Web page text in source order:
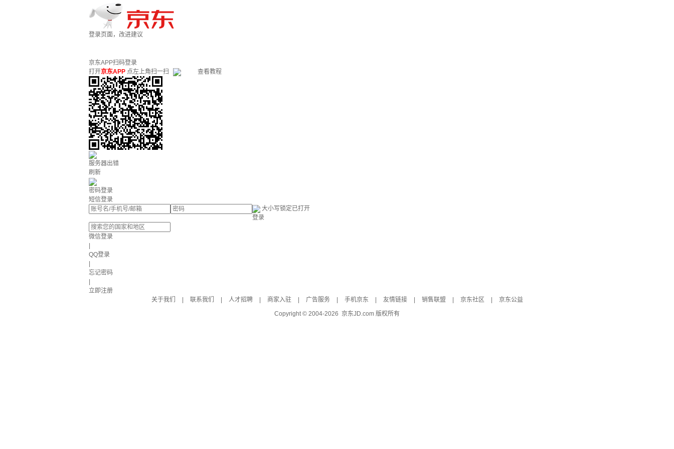
登录页面，改进建议
京东APP扫码登录
打开京东APP 点左上角扫一扫 查看教程
服务器出错
刷新
密码登录
短信登录
大小写锁定已打开
登录
微信登录
QQ登录
忘记密码
立即注册
关于我们
联系我们 人才招聘 商家入驻 广告服务 手机京东 友情链接 销售联盟 京东社区
京东公益
Copyright © 2004-2026 京东JD.com 版权所有